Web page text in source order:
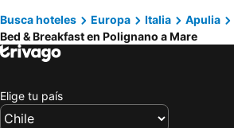
Sannicandro di Bari, bed and breakfasts
Turi,
Gioia del Colle, bed and breakfasts
Ceglie
Cisternino, bed and breakfasts
Massafra, bed and breakfasts
Rutigliano, bed and breakfasts
Busca hoteles Europa Italia Apulia
Bed & Breakfast en Polignano a Mare
Elige tu país